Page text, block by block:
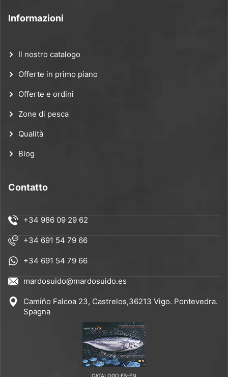
Informazioni
Il nostro catalogo
Offerte in primo piano
Offerte e ordini
Zone di pesca
Qualità
Blog
Contatto
+34 986 09 29 62
+34 691 54 79 66
+34 691 54 79 66
mardosuido@mardosuido.es
Camiño Falcoa 23, Castrelos,36213 Vigo. Pontevedra.
Spagna
CATALOGO ES-EN